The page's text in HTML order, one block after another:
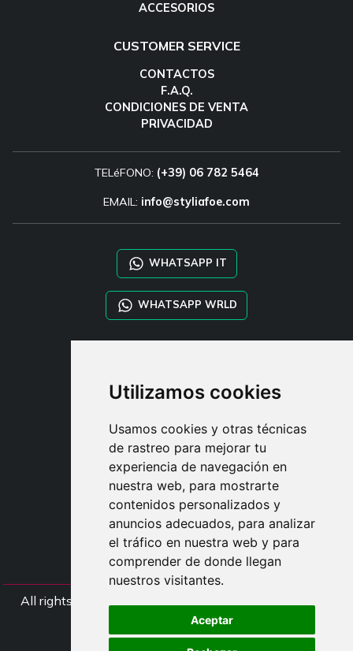
Utilizamos cookies
Usamos cookies y otras técnicas
de rastreo para mejorar tu
experiencia de navegación en
nuestra web, para mostrarte
contenidos personalizados y
anuncios adecuados, para analizar
el tráfico en nuestra web y para
comprender de donde llegan
nuestros visitantes.
Aceptar
ACCESORIOS
CUSTOMER SERVICE
CONTACTOS
F.A.Q.
CONDICIONES DE VENTA
PRIVACIDAD
TELéFONO: (+39) 06 782 5464
EMAIL: info@styliafoe.com
WHATSAPP IT
WHATSAPP WRLD
TAYLOR MADE ORDERS
USUARIO
REGÍSTRATE
ACCEDER
CESTA
All rights Styliafoe s.r.l. © 2025 - NIF IT15015641002
Síganos